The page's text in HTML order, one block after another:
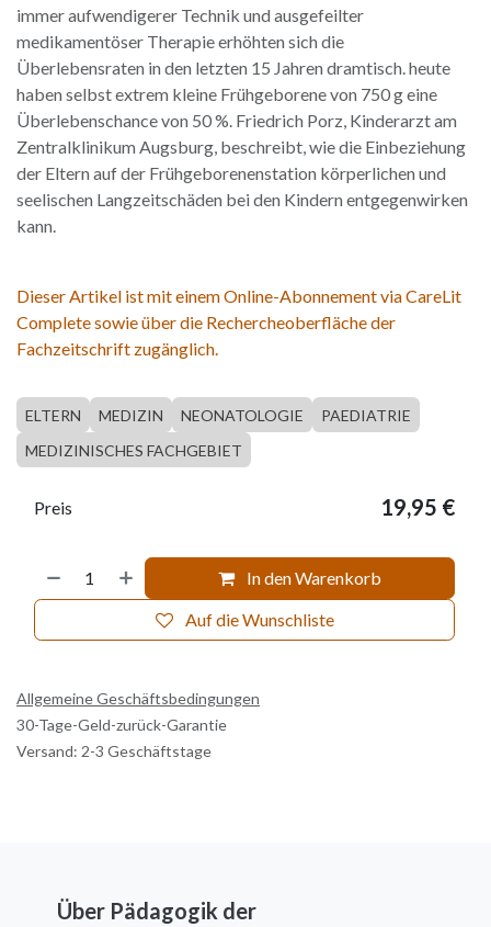
immer aufwendigerer Technik und ausgefeilter
medikamentöser Therapie erhöhten sich die
Überlebensraten in den letzten 15 Jahren dramtisch. heute
haben selbst extrem kleine Frühgeborene von 750 g eine
Überlebenschance von 50 %. Friedrich Porz, Kinderarzt am
Zentralklinikum Augsburg, beschreibt, wie die Einbeziehung
der Eltern auf der Frühgeborenenstation körperlichen und
seelischen Langzeitschäden bei den Kindern entgegenwirken
kann.
Dieser Artikel ist mit einem Online-Abonnement via CareLit
Complete sowie über die Rechercheoberfläche der
Fachzeitschrift zugänglich.
ELTERN MEDIZIN NEONATOLOGIE
PAEDIATRIE
MEDIZINISCHES FACHGEBIET
In den Warenkorb
Auf die Wunschliste
Preis 19,95 €
Allgemeine Geschäftsbedingungen
30-Tage-Geld-zurück-Garantie
Versand: 2-3 Geschäftstage
Über Pädagogik der